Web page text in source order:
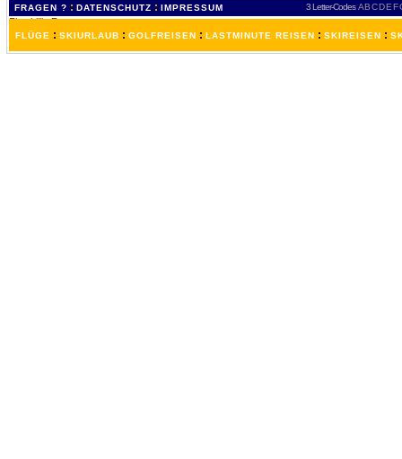
FRAGEN ? : DATENSCHUTZ : IMPRESSUM 3 Letter-Codes ABCDEF
FLÜGE : SKIURLAUB : GOLFREISEN : LASTMINUTE REISEN : SKIREISEN :